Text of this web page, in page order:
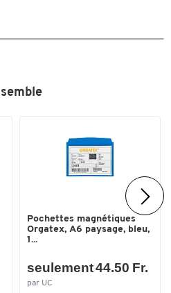
Pochettes magnétiques
Orgatex, A6 paysage, bleu,
1...
seulement 44.50 Fr.
par UC